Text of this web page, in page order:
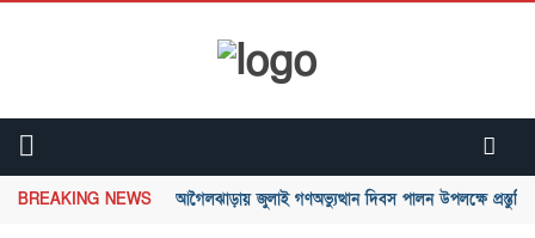
BREAKING NEWS আগৈলঝাড়ায় জুলাই গণঅভ্যুত্থান দিবস পালন উপলক্ষে প্রস্তুতি